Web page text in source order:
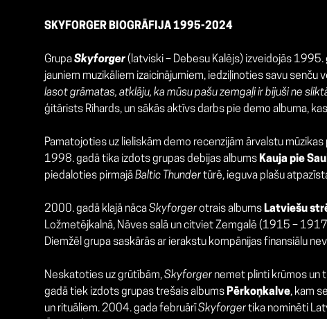
SKYFORGER BIOGRĀFIJA 1995-2024
GrupaSkyforger(latviski – Debesu Kalējs) izveidojās
jauniem muzikāliem izaicinājumiem, iedziļinoties savu
lasot grāmatas, atklāju, ka mūsu pašu zemgaļi ir bijuši ne
ģitārists Rihards, un sākās aktīvs darbs pie demo albuma,
Pamatojoties uz lieliskām demo recenzijām ārvalstu mūzikas
1998. gadā tika izdots grupas debijas albums Kauja pie
piedaloties pirmajāBaltic Thundertūrē, ieguva plašu
2000. gadā klajā nācaSkyforgerotrais albums Latviešu
Ložmetējkalnā, Nāves salā un citviet Zemgalē (1915 –
Diemžēl grupa saskārās ar ierakstu kompānijas finansiālu
Neskatoties uz grūtībām,Skyforger nemet plinti krūmos un
gadā tiek izdots grupas trešais albums Pērkoņkalve, kam
un rituāliem. 2004. gada februārīSkyforgertika nominēti